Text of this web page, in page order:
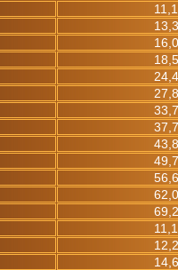
11,1
13,3
16,0
18,5
24,4
27,8
33,7
37,7
43,8
49,7
56,6
62,0
69,2
11,1
12,2
14,6